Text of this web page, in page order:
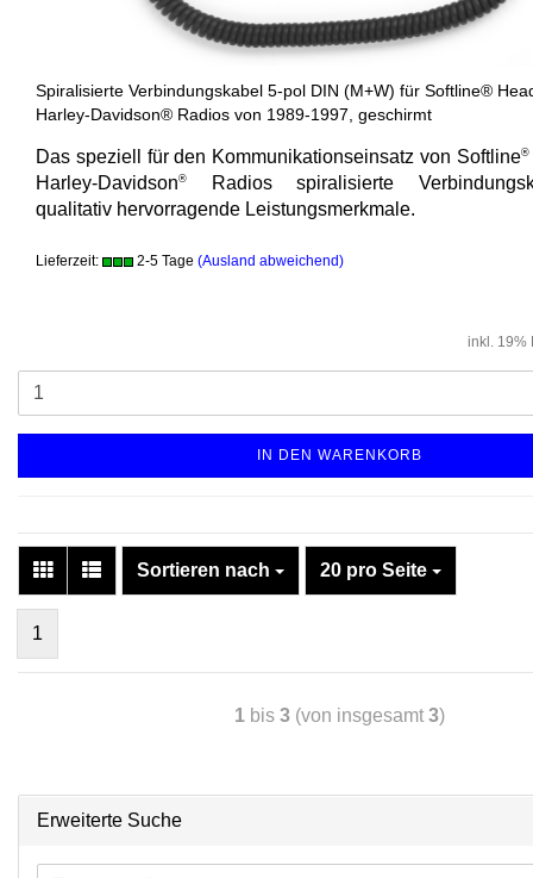
Spiralisierte Verbindungskabel 5-pol DIN (M+W) für Softline®
Harley-Davidson® Radios von 1989-1997, geschirmt
Das speziell für den Kommunikationseinsatz von Softline®
Harley-Davidson®
Radios spiralisierte
qualitativ hervorragende Leistungsmerkmale.
Lieferzeit: 2-5 Tage (Ausland abweichend)
inkl. 19%
IN DEN WARENKORB
Sortieren nach 20 pro Seite
1
1bis 3(von insgesamt 3)
Erweiterte Suche